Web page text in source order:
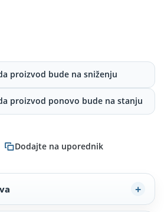
proizvod bude na sniženju
proizvod ponovo bude na stanju
Dodajte na uporednik